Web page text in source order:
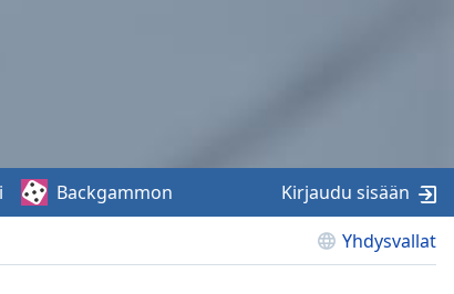
Yhdysvallat
Backgammon Kirjaudu sisään